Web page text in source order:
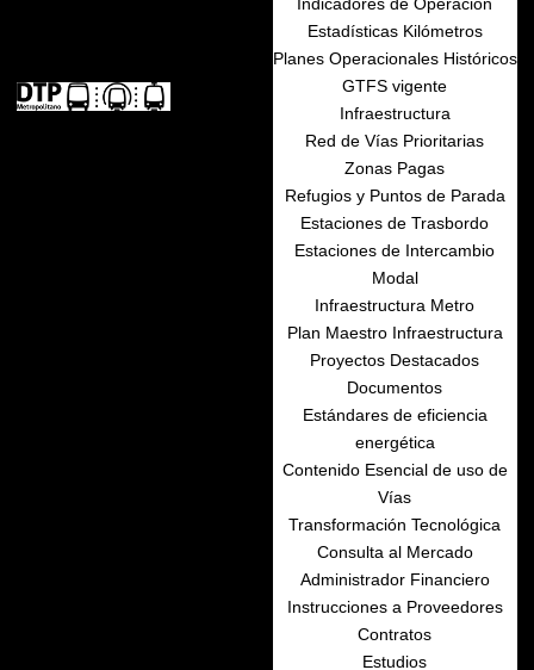
Estadísticas Kilómetros
Planes Operacionales Históricos
GTFS vigente
Infraestructura
Red de Vías Prioritarias
Zonas Pagas
Refugios y Puntos de Parada
Estaciones de Trasbordo
Estaciones de Intercambio
Modal
Infraestructura Metro
Plan Maestro Infraestructura
Proyectos Destacados
Documentos
Estándares de eficiencia
energética
Contenido Esencial de uso de
Vías
Transformación Tecnológica
Consulta al Mercado
Administrador Financiero
Instrucciones a Proveedores
Contratos
Estudios